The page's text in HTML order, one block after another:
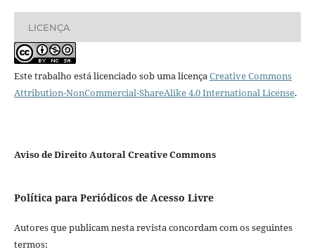
LICENÇA
Este trabalho está licenciado sob uma licençaCreative Commons
Attribution-NonCommercial-ShareAlike 4.0 International License.
Aviso de Direito Autoral Creative Commons
Política para Periódicos de Acesso Livre
Autores que publicam nesta revista concordam com os seguintes
termos: